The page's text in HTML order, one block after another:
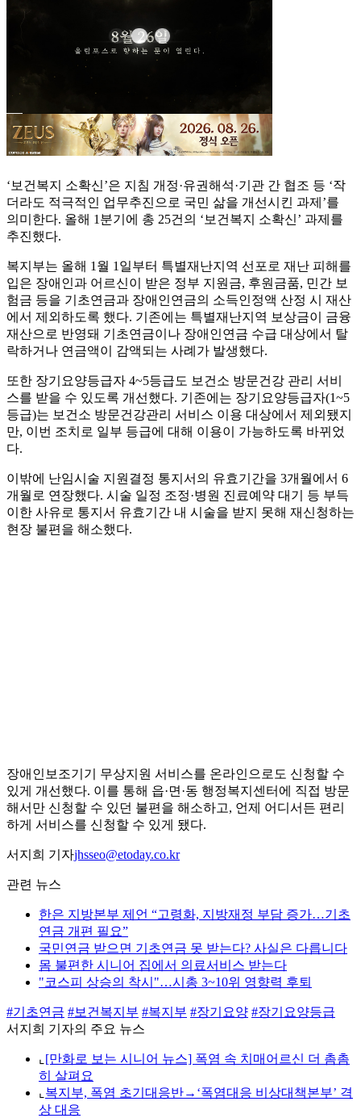
‘보건복지 소확신’은 지침 개정·유권해석·기관 간 협조 등 ‘작
더라도 적극적인 업무추진으로 국민 삶을 개선시킨 과제’를
의미한다. 올해 1분기에 총 25건의 ‘보건복지 소확신’ 과제를
추진했다.
복지부는 올해 1월 1일부터 특별재난지역 선포로 재난 피해를
입은 장애인과 어르신이 받은 정부 지원금, 후원금품, 민간 보
험금 등을 기초연금과 장애인연금의 소득인정액 산정 시 재산
에서 제외하도록 했다. 기존에는 특별재난지역 보상금이 금융
재산으로 반영돼 기초연금이나 장애인연금 수급 대상에서 탈
락하거나 연금액이 감액되는 사례가 발생했다.
또한 장기요양등급자 4~5등급도 보건소 방문건강 관리 서비
스를 받을 수 있도록 개선했다. 기존에는 장기요양등급자(1~5
등급)는 보건소 방문건강관리 서비스 이용 대상에서 제외됐지
만, 이번 조치로 일부 등급에 대해 이용이 가능하도록 바뀌었
다.
이밖에 난임시술 지원결정 통지서의 유효기간을 3개월에서 6
개월로 연장했다. 시술 일정 조정·병원 진료예약 대기 등 부득
이한 사유로 통지서 유효기간 내 시술을 받지 못해 재신청하는
현장 불편을 해소했다.
장애인보조기기 무상지원 서비스를 온라인으로도 신청할 수
있게 개선했다. 이를 통해 읍·면·동 행정복지센터에 직접 방문
해서만 신청할 수 있던 불편을 해소하고, 언제 어디서든 편리
하게 서비스를 신청할 수 있게 됐다.
서지희 기자jhsseo@etoday.co.kr
관련 뉴스
한은 지방본부 제언 “고령화, 지방재정 부담 증가…기초
연금 개편 필요”
국민연금 받으면 기초연금 못 받는다? 사실은 다릅니다
몸 불편한 시니어 집에서 의료서비스 받는다
"코스피 상승의 착시"…시총 3~10위 영향력 후퇴
#기초연금 #보건복지부 #복지부 #장기요양 #장기요양등급
서지희 기자의 주요 뉴스
⌞ [만화로 보는 시니어 뉴스] 폭염 속 치매어르신 더 촘촘
히 살펴요
⌞ 복지부, 폭염 초기대응반→‘폭염대응 비상대책본부’ 격
상 대응